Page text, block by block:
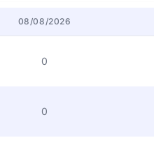
08/08/2026
0
0